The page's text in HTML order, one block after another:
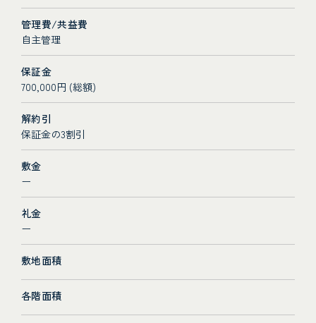
管理費/共益費
自主管理
保証金
700,000円 (総額)
解約引
保証金の3割引
敷金
ー
礼金
ー
敷地面積
各階面積